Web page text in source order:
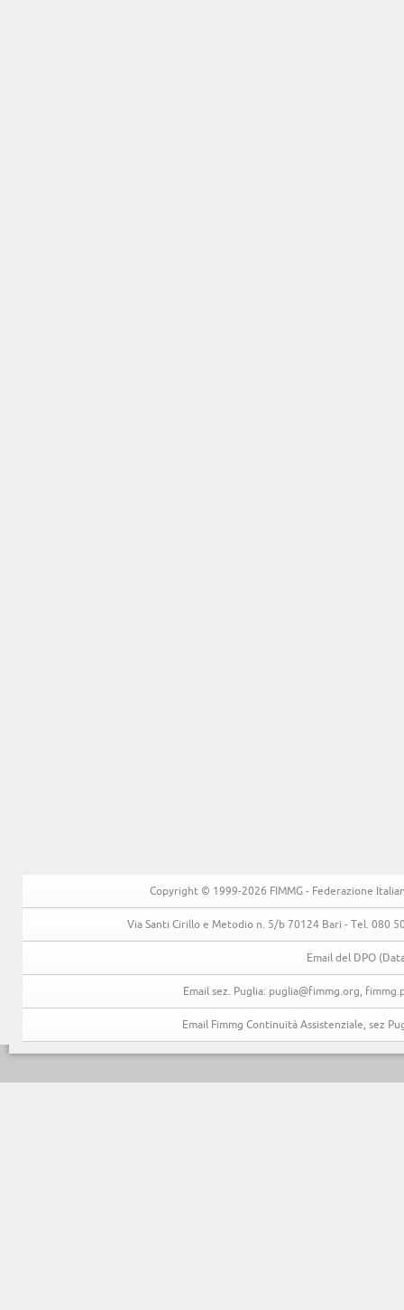
Copyright © 1999-2026 FIMMG - Federazione
Via Santi Cirillo e Metodio n. 5/b 70124 Bari - Tel. 080
Email del DPO
Email sez. Puglia: puglia@fimmg.org,
Email Fimmg Continuità Assistenziale, sez